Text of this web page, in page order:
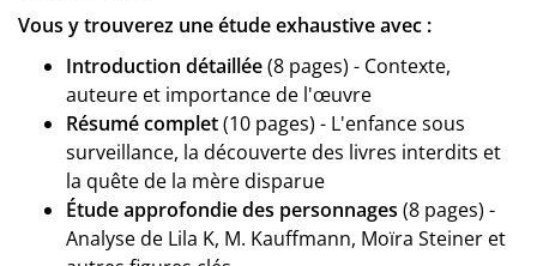
Vous y trouverez une étude exhaustive avec :
Introduction détaillée(8 pages) - Contexte,
auteure et importance de l'œuvre
Résumé complet(10 pages) - L'enfance sous
surveillance, la découverte des livres interdits et
la quête de la mère disparue
Étude approfondie des personnages (8 pages) -
Analyse de Lila K, M. Kauffmann, Moïra Steiner et